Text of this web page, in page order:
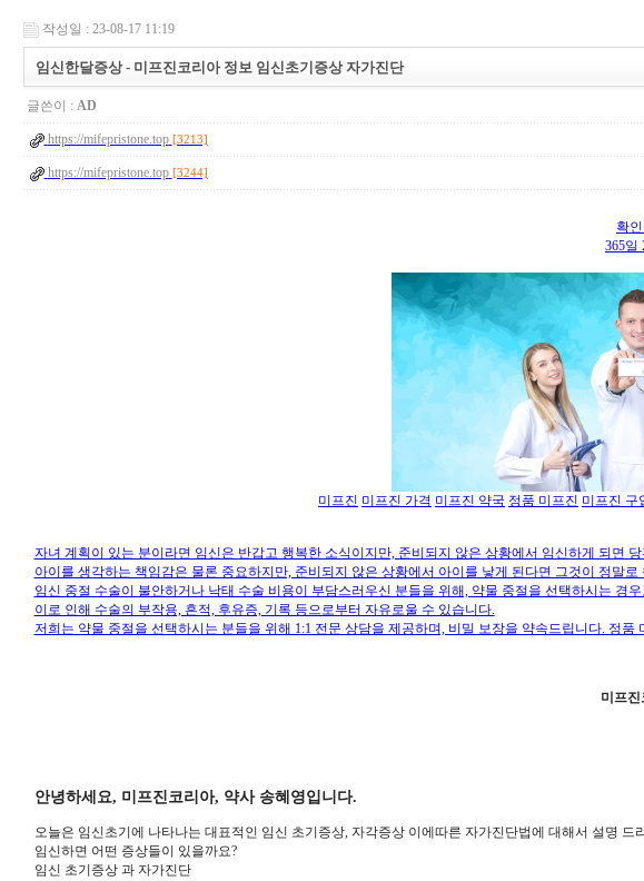
작성일 : 23-08-17 11:19
임신한달증상 - 미프진코리아 정보 임신초기증상 자가진단
글쓴이 : AD
https://mifepristone.top [3213]
https://mifepristone.top [3244]
확
365일
미프진 미프진 가격 미프진 약국 정품 미프진 미프진 구
자녀 계획이 있는 분이라면 임신은 반갑고 행복한 소식이지만, 준비되지 않은 상황에서 임신하게 되면
아이를 생각하는 책임감은 물론 중요하지만, 준비되지 않은 상황에서 아이를 낳게 된다면 그것이 정말
임신 중절 수술이 불안하거나 낙태 수술 비용이 부담스러우신 분들을 위해, 약물 중절을 선택하시는 경
이로 인해 수술의 부작용, 흔적, 후유증, 기록 등으로부터 자유로울 수 있습니다.
저희는 약물 중절을 선택하시는 분들을 위해 1:1 전문 상담을 제공하며, 비밀 보장을 약속드립니다. 정품
미프
안녕하세요, 미프진코리아, 약사 송혜영입니다.
오늘은 임신초기에 나타나는 대표적인 임신 초기증상, 자각증상 이에따른 자가진단법에 대해서 설명 드
임신하면 어떤 증상들이 있을까요?
임신 초기증상 과 자가진단